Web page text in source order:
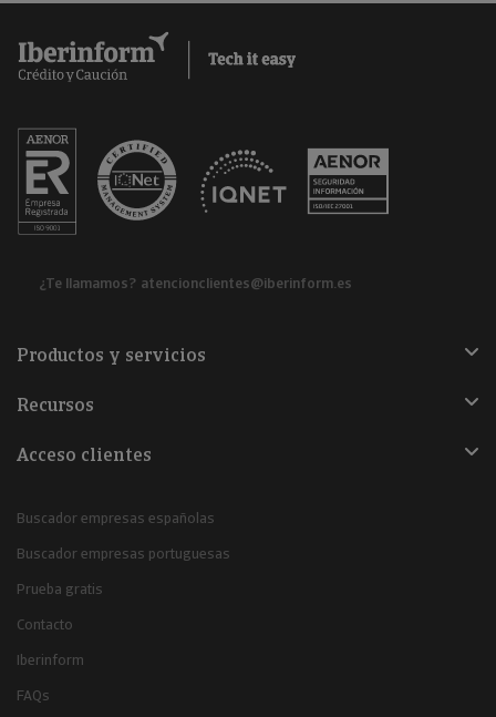
¿Te llamamos? atencionclientes@iberinform.es
Productos y servicios
Recursos
Acceso clientes
Buscador empresas españolas
Buscador empresas portuguesas
Prueba gratis
Contacto
Iberinform
FAQs